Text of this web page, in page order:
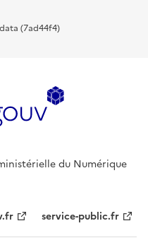
(7ad44f4)
du Numérique
service-public.fr